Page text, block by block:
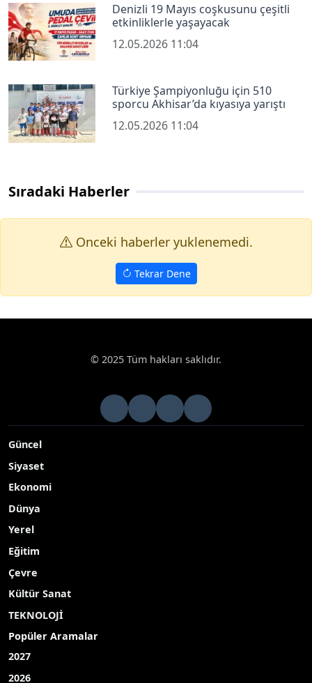
Denizli 19 Mayıs coşkusunu çeşitli
etkinliklerle yaşayacak
12.05.2026 11:04
Türkiye Şampiyonluğu için 510
sporcu Akhisar’da kıyasıya yarıştı
12.05.2026 11:04
Sıradaki Haberler
Onceki haberler yuklenemedi.
Tekrar Dene
© 2025 Tüm hakları saklıdır.
Güncel
Siyaset
Ekonomi
Dünya
Yerel
Eğitim
Çevre
Kültür Sanat
TEKNOLOJİ
Popüler Aramalar
2027
2026